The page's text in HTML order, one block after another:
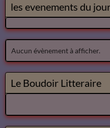
les evenements du
Aucun évènement à afficher.
Le Boudoir Litteraire